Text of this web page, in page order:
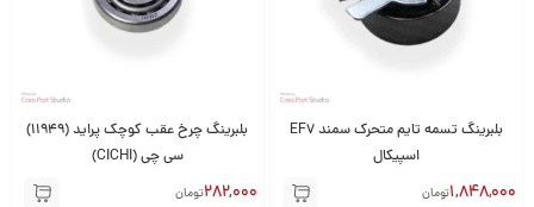
بلبرینگ تسمه تایم متحرک سمند EF7
اسپیکال
1,848,000تومان
بلبرینگ چرخ عقب کوچک پراید (11949)
سی چی (CICHI)
282,000تومان